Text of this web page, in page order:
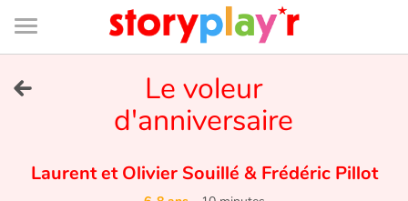
Connexion
Bibliothèque
de
page
Tester gratuitement
Le voleur
d'anniversaire
Laurent et Olivier Souillé &Frédéric Pillot